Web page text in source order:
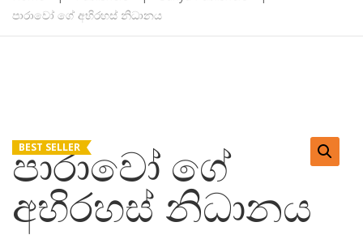
පාරාවෝ ගේ අභිරහස් නිධානය
BEST SELLER
පාරාවෝ ගේ
අභිරහස් නිධානය